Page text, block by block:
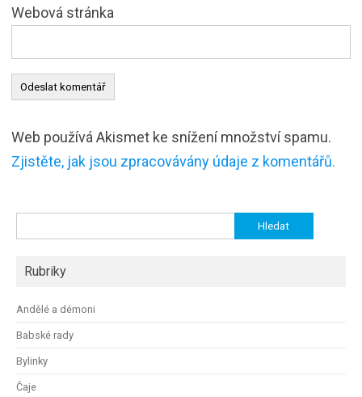
Webová stránka
Web používá Akismet ke snížení množství spamu.
Zjistěte, jak jsou zpracovávány údaje z komentářů.
Rubriky
Andělé a démoni
Babské rady
Bylinky
Čaje